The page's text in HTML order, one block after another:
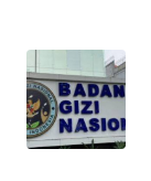
WN
LAMPUNG